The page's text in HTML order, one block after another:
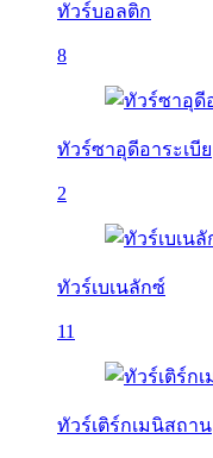
ทัวร์บอลติก
8
ทัวร์ซาอุดีอาระเบีย
2
ทัวร์เบเนลักซ์
11
ทัวร์เติร์กเมนิสถาน